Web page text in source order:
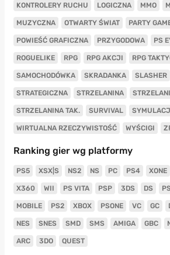
KONTROLERY RUCHU LOGICZNA MMO
MUZYCZNA OTWARTY ŚWIAT PARTY
POWIEŚĆ GRAFICZNA PRZYGODOWA PS
ROGUELIKE RPG RPG AKCJI RPG
SAMOCHODÓWKA SKRADANKA SLASHER
STRATEGICZNA STRZELANINA
STRZELANINA TAK. SURVIVAL
WIRTUALNA RZECZYWISTOŚĆ WYŚCIGI
Ranking gier wg platformy
PS5 XSX|S NS2 NS PC PS4 XONE
X360 WII PS VITA PSP 3DS DS
MOBILE PS2 XBOX PSONE VC GC
NES SNES SMD SMS AMIGA GBC
ARC 3DO QUEST